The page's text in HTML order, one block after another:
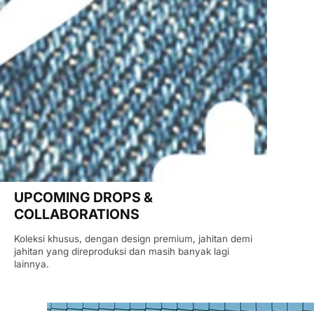
UPCOMING DROPS &
COLLABORATIONS
Koleksi khusus, dengan design premium, jahitan demi
jahitan yang direproduksi dan masih banyak lagi
lainnya.